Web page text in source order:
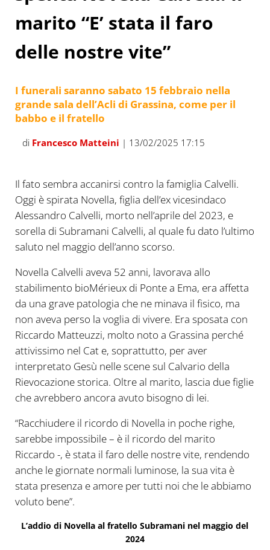
marito “E’ stata il faro
delle nostre vite”
I funerali saranno sabato 15 febbraio nella
grande sala dell’Acli di Grassina, come per il
babbo e il fratello
di Francesco Matteini | 13/02/2025 17:15
Il fato sembra accanirsi contro la famiglia Calvelli.
Oggi è spirata Novella, figlia dell’ex vicesindaco
Alessandro Calvelli, morto nell’aprile del 2023, e
sorella di Subramani Calvelli, al quale fu dato l’ultimo
saluto nel maggio dell’anno scorso.
Novella Calvelli aveva 52 anni, lavorava allo
stabilimento bioMérieux di Ponte a Ema, era affetta
da una grave patologia che ne minava il fisico, ma
non aveva perso la voglia di vivere. Era sposata con
Riccardo Matteuzzi, molto noto a Grassina perché
attivissimo nel Cat e, soprattutto, per aver
interpretato Gesù nelle scene sul Calvario della
Rievocazione storica. Oltre al marito, lascia due figlie
che avrebbero ancora avuto bisogno di lei.
“Racchiudere il ricordo di Novella in poche righe,
sarebbe impossibile – è il ricordo del marito
Riccardo -, è stata il faro delle nostre vite, rendendo
anche le giornate normali luminose, la sua vita è
stata presenza e amore per tutti noi che le abbiamo
voluto bene”.
L’addio di Novella al fratello Subramani nel maggio del
2024